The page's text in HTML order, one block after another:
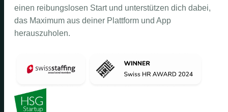
einen reibungslosen Start und unterstützen dich dabei,
das Maximum aus deiner Plattform und App
herauszuholen.